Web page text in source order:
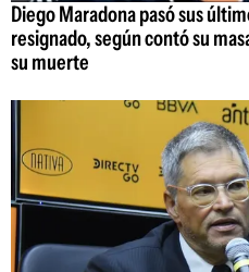
Diego Maradona pasó sus
resignado, según contó su
su muerte